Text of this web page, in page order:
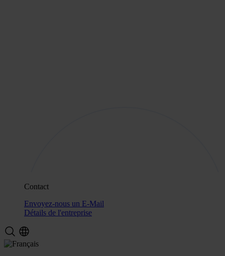
Contact
Envoyez-nous un E-Mail
Détails de l'entreprise